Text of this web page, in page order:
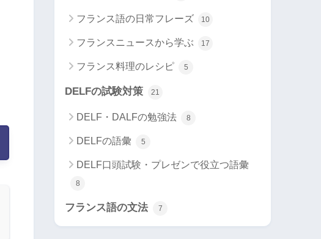
フランス語の日常フレーズ 10
フランスニュースから学ぶ 17
フランス料理のレシピ 5
DELFの試験対策 21
DELF・DALFの勉強法 8
DELFの語彙 5
DELF口頭試験・プレゼンで役立つ語彙
8
フランス語の文法 7